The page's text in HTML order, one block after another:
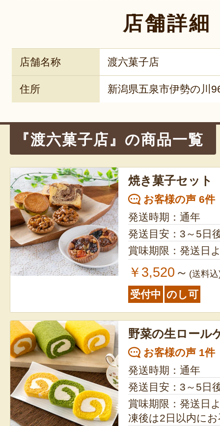
店舗詳細
店舗名称 渡六菓子店
住所 新潟県五泉市伊勢の川
『渡六菓子店』の商品一覧
焼き菓子セット
お客様の声 6件
発送時期：通年
発送目安：3～5日
賞味期限：発送日
￥3,520 ～ (送料
受付中 のし可
野菜の生ロール
お客様の声 1件
発送時期：通年
発送目安：3～5日
賞味期限：発送日よ
凍後は2日以内に